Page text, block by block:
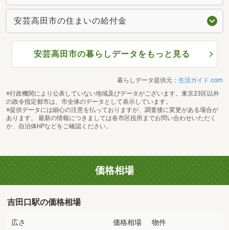
安芸高田市の住まいの給付金
安芸高田市の暮らしデータをもっと見る
暮らしデータ提供元： 生活ガイド.com
※行政機関により公表していない地域及びデータがございます。東京23区以外
の政令指定都市は、市全体のデータとして表示しています。
※提供データには細心の注意を払っておりますが、調査後に変更がある場合が
あります。 最新の情報につきましては各市区役所までお問い合わせいただく
か、自治体HPなどをご確認ください。
価格相場
吉田口駅の価格相場
広さ 価格相場 物件